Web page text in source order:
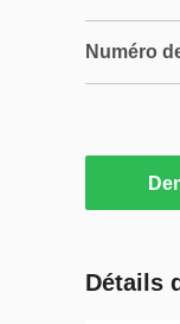
Numéro
Détails